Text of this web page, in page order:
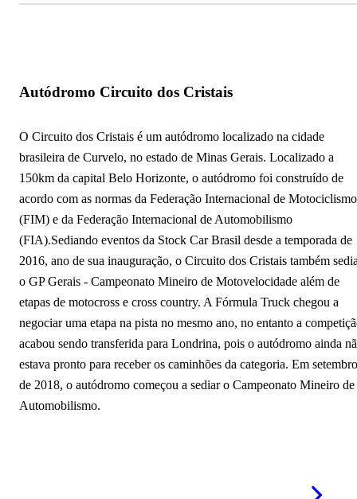
Autódromo Circuito dos Cristais
O Circuito dos Cristais é um autódromo localizado na cidade
brasileira de Curvelo, no estado de Minas Gerais. Localizado a
150km da capital Belo Horizonte, o autódromo foi construído de
acordo com as normas da Federação Internacional de Motociclismo
(FIM) e da Federação Internacional de Automobilismo
(FIA).Sediando eventos da Stock Car Brasil desde a temporada de
2016, ano de sua inauguração, o Circuito dos Cristais também
o GP Gerais - Campeonato Mineiro de Motovelocidade além de
etapas de motocross e cross country. A Fórmula Truck chegou a
negociar uma etapa na pista no mesmo ano, no entanto a
acabou sendo transferida para Londrina, pois o autódromo ainda
estava pronto para receber os caminhões da categoria. Em setembro
de 2018, o autódromo começou a sediar o Campeonato Mineiro de
Automobilismo.